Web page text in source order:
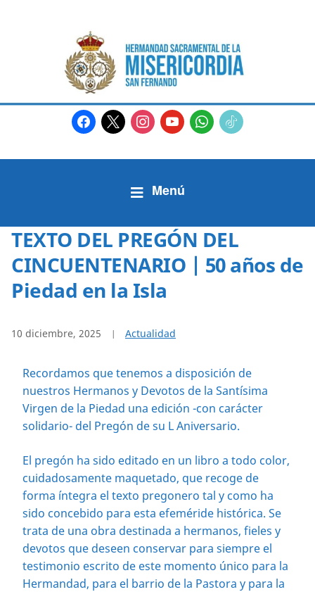
facebook
x instagram
youtubewhatsapp
tiktok2
TEXTO DEL PREGÓN DEL
CINCUENTENARIO | 50 años de
Piedad en la Isla
10 diciembre, 2025 Actualidad
Recordamos que tenemos a disposición de
nuestros Hermanos y Devotos de la Santísima
Virgen de la Piedad una edición -con carácter
solidario- del Pregón de su L Aniversario.
El pregón ha sido editado en un libro a todo color,
cuidadosamente maquetado, que recoge de
forma íntegra el texto pregonero tal y como ha
sido concebido para esta efeméride histórica. Se
trata de una obra destinada a hermanos, fieles y
devotos que deseen conservar para siempre el
testimonio escrito de este momento único para la
Hermandad, para el barrio de la Pastora y para la